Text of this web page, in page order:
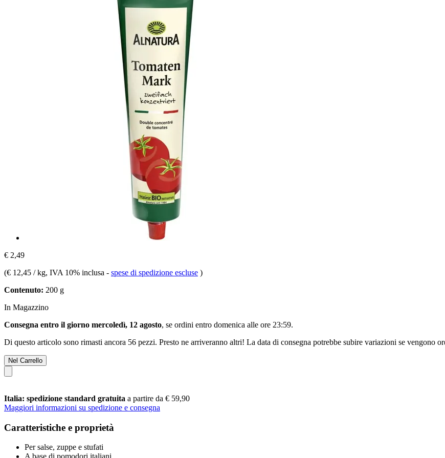
€ 2,49
(€ 12,45 / kg, IVA 10% inclusa - spese di spedizione escluse )
Contenuto: 200 g
In Magazzino
Consegna entro il giorno mercoledì, 12 agosto, se ordini entro domenica alle ore 23:59.
Di questo articolo sono rimasti ancora 56 pezzi. Presto ne arriveranno altri! La data di consegna potrebbe subire variazioni se vengono
Nel Carrello
Italia: spedizione standard gratuita a partire da € 59,90
Maggiori informazioni su spedizione e consegna
Caratteristiche e proprietà
Per salse, zuppe e stufati